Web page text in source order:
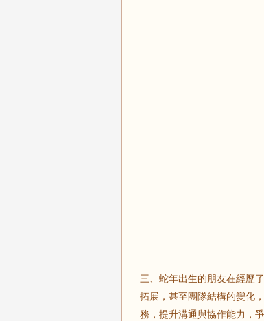
三、蛇年出生的朋友在經歷
拓展，甚至團隊結構的變化
務，提升溝通與協作能力，